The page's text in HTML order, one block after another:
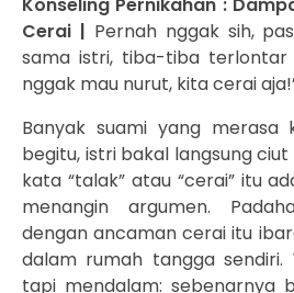
Cerai | Pernah nggak sih,
sama istri, tiba-tiba terlontar
nggak mau nurut, kita cerai
Banyak suami yang merasa
begitu, istri bakal langsung
kata “talak” atau “cerai” itu
menangin argumen.
dengan ancaman cerai itu
dalam rumah tangga sendiri.
tapi mendalam: sebenarnya